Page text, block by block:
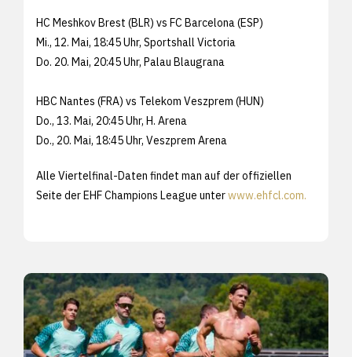
HC Meshkov Brest (BLR) vs FC Barcelona (ESP)
Mi., 12. Mai, 18:45 Uhr, Sportshall Victoria
Do. 20. Mai, 20:45 Uhr, Palau Blaugrana
HBC Nantes (FRA) vs Telekom Veszprem (HUN)
Do., 13. Mai, 20:45 Uhr, H. Arena
Do., 20. Mai, 18:45 Uhr, Veszprem Arena
Alle Viertelfinal-Daten findet man auf der offiziellen
Seite der EHF Champions League unterwww.ehfcl.com.